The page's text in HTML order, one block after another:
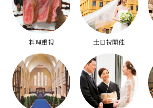
料理重視 土日祝開催